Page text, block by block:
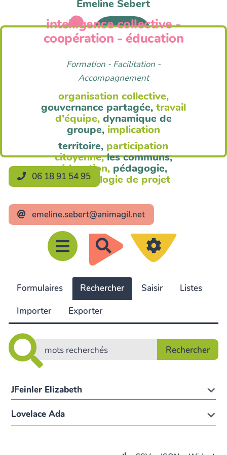
R
e
c
h
r
Anim'Agil
Emeline Sebert
intelligence collective -
coopération - éducation
Formation - Facilitation -
Accompagnement
organisation collective,
gouvernance partagée, travail
d'équipe, dynamique de
groupe, implication
territoire, participation
citoyenne, les communs,
éducation, pédagogie,
méthodologie de projet
06 18 91 54 95
emeline.sebert@animagil.net
Formulaires Rechercher Saisir
Listes
Importer
Exporter
JFeinler Elizabeth
Lovelace Ada